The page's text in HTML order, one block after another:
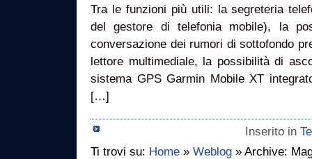
Tra le funzioni più utili: la segreteria
del gestore di telefonia mobile), la
conversazione dei rumori di sottofondo
lettore multimediale, la possibilità di
sistema GPS Garmin Mobile XT
[…]
Inserito in
Ti trovi su: Home » Weblog » Archive: